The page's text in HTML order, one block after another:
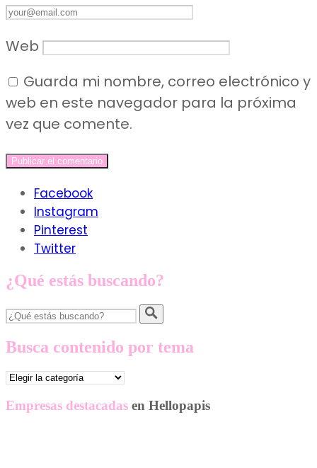
Web
Guarda mi nombre, correo electrónico y
web en este navegador para la próxima
vez que comente.
Facebook
Instagram
Pinterest
Twitter
¿Qué estás buscando?
Busca contenido por tema
Busca
por
Empresas destacadas en Hellopapis